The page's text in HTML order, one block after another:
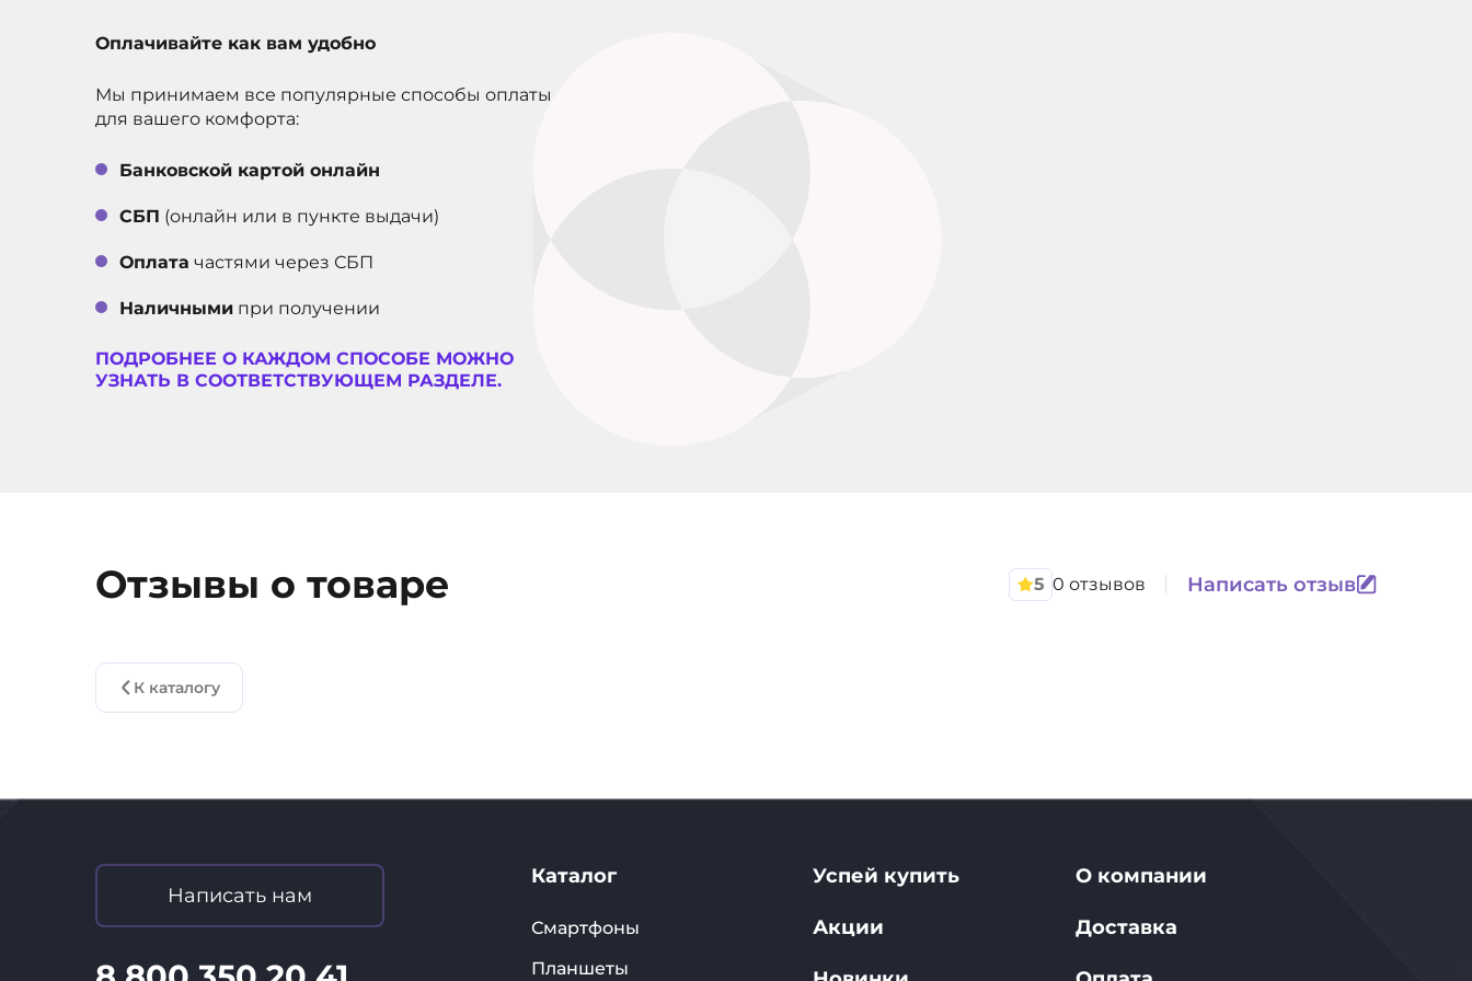
Оплачивайте как вам удобно
Мы принимаем все популярные способы оплаты
для вашего комфорта:
Банковской картой онлайн
СБП (онлайн или в пункте выдачи)
Оплата частями через СБП
Наличными при получении
ПОДРОБНЕЕ О КАЖДОМ СПОСОБЕ МОЖНО
УЗНАТЬ В СООТВЕТСТВУЮЩЕМ РАЗДЕЛЕ.
Отзывы о товаре 5 0 отзывов Написать отзыв
К каталогу
Написать нам
Каталог
Смартфоны
Планшеты
Успей купить
Акции
О компании
Доставка